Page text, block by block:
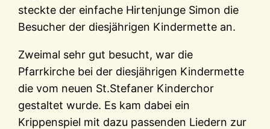
steckte der einfache Hirtenjunge Simon die
Besucher der diesjährigen Kindermette an.
Zweimal sehr gut besucht, war die
Pfarrkirche bei der diesjährigen Kindermette
die vom neuen St.Stefaner Kinderchor
gestaltet wurde. Es kam dabei ein
Krippenspiel mit dazu passenden Liedern zur